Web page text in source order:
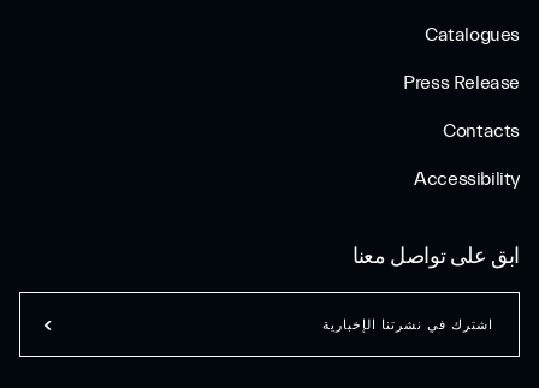
Catalogues
Press Release
Contacts
Accessibility
ابق على تواصل معنا
اشترك في نشرتنا الإخبارية